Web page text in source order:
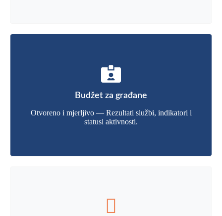
Budžet za građane
Otvoreno i mjerljivo — Rezultati službi, indikatori i
statusi aktivnosti.